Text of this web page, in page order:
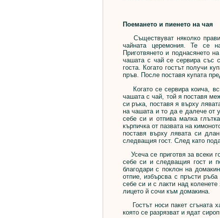
Поемането и пиенето на чая
Съществуват няколко
чайната церемония. Те се
Приготвянето и поднасянето
чашата с чай се сервира със
госта. Когато гостът получи
пръв. После поставя купата
Когато се сервира коича,
чашата с чай, той я поставя
си ръка, поставя я върху
на чашата и то да е далече от
себе си и отпива малка
кърпичка от пазвата на
поставя върху лявата си
следващия гост. След като
Усеча се приготвя за всеки
себе си и следващия гост и
благодари с поклон на
отпие, избърсва с пръсти
себе си и с лакти над
лицето й сочи към домакина.
Гостът носи пакет сгъната
която се разрязват и ядат